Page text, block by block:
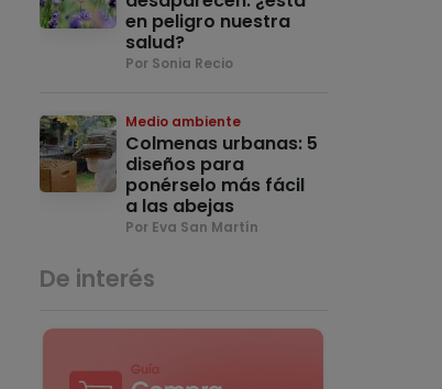
en peligro nuestra
salud?
Por Sonia Recio
Medio ambiente
Colmenas urbanas: 5
diseños para
ponérselo más fácil
a las abejas
Por Eva San Martín
De interés